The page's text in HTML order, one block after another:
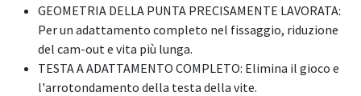
GEOMETRIA DELLA PUNTA PRECISAMENTE LAVORATA:
Per un adattamento completo nel fissaggio, riduzione
del cam-out e vita più lunga.
TESTA A ADATTAMENTO COMPLETO: Elimina il gioco e
l'arrotondamento della testa della vite.